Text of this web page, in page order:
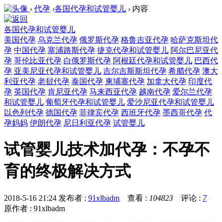
› 代孕 ›各国代孕和试管婴儿 › 内容
各国代孕和试管婴儿
美国代孕 乌克兰代孕 俄罗斯代孕 格鲁吉亚代孕 哈萨克斯坦代
孕 中国代孕 塞浦路斯代孕 捷克代孕和试管婴儿 阿尔巴尼亚代
孕 哥伦比亚代孕 白俄罗斯代孕 阿根廷代孕和试管婴儿 巴西代
孕 亚美尼亚代孕和试管婴儿 吉尔吉斯斯坦代孕 希腊代孕 澳大
利亚代孕 老挝代孕 泰国代孕 柬埔寨代孕 加拿大代孕 印度代
孕 英国代孕 肯尼亚代孕 马来西亚代孕 越南代孕 爱尔兰代孕
和试管婴儿 葡萄牙代孕和试管婴儿 爱沙尼亚代孕和试管婴儿
以色列代孕 德国代孕 菲律宾代孕 西班牙代孕 墨西哥代孕 代
孕妈妈 伊朗代孕 尼日利亚代孕 试管婴儿
试管婴儿技术加代孕：不孕不
育的终极解决方式
2018-5-16 21:24 发布者 : 91xlbadm 查看 : 104823 评论 : 7
原作者 : 91xlbadm